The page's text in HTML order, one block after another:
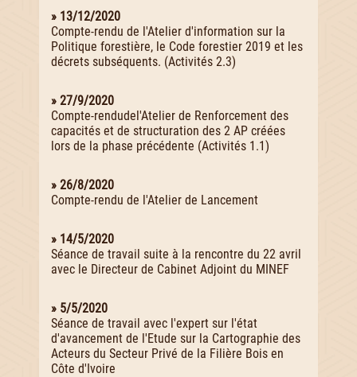
» 13/12/2020
Compte-rendu de l'Atelier d'information sur la
Politique forestière, le Code forestier 2019 et les
décrets subséquents. (Activités 2.3)
» 27/9/2020
Compte-rendudel'Atelier de Renforcement des
capacités et de structuration des 2 AP créées
lors de la phase précédente (Activités 1.1)
» 26/8/2020
Compte-rendu de l'Atelier de Lancement
» 14/5/2020
Séance de travail suite à la rencontre du 22 avril
avec le Directeur de Cabinet Adjoint du MINEF
» 5/5/2020
Séance de travail avec l'expert sur l'état
d'avancement de l'Etude sur la Cartographie des
Acteurs du Secteur Privé de la Filière Bois en
Côte d'Ivoire